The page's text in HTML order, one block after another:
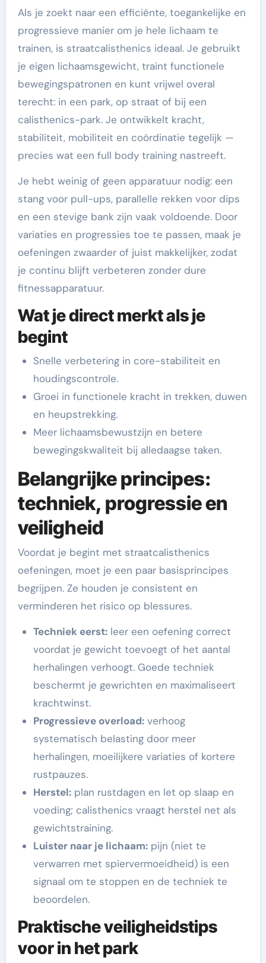
Als je zoekt naar een efficiënte, toegankelijke en
progressieve manier om je hele lichaam te
trainen, is straatcalisthenics ideaal. Je gebruikt
je eigen lichaamsgewicht, traint functionele
bewegingspatronen en kunt vrijwel overal
terecht: in een park, op straat of bij een
calisthenics-park. Je ontwikkelt kracht,
stabiliteit, mobiliteit en coördinatie tegelijk —
precies wat een full body training nastreeft.
Je hebt weinig of geen apparatuur nodig: een
stang voor pull-ups, parallelle rekken voor dips
en een stevige bank zijn vaak voldoende. Door
variaties en progressies toe te passen, maak je
oefeningen zwaarder of juist makkelijker, zodat
je continu blijft verbeteren zonder dure
fitnessapparatuur.
Wat je direct merkt als je
begint
Snelle verbetering in core-stabiliteit en
houdingscontrole.
Groei in functionele kracht in trekken, duwen
en heupstrekking.
Meer lichaamsbewustzijn en betere
bewegingskwaliteit bij alledaagse taken.
Belangrijke principes:
techniek, progressie en
veiligheid
Voordat je begint met straatcalisthenics
oefeningen, moet je een paar basisprincipes
begrijpen. Ze houden je consistent en
verminderen het risico op blessures.
Techniek eerst:leer een oefening correct
voordat je gewicht toevoegt of het aantal
herhalingen verhoogt. Goede techniek
beschermt je gewrichten en maximaliseert
krachtwinst.
Progressieve overload:verhoog
systematisch belasting door meer
herhalingen, moeilijkere variaties of kortere
rustpauzes.
Herstel:plan rustdagen en let op slaap en
voeding; calisthenics vraagt herstel net als
gewichtstraining.
Luister naar je lichaam:pijn (niet te
verwarren met spiervermoeidheid) is een
signaal om te stoppen en de techniek te
beoordelen.
Praktische veiligheidstips
voor in het park